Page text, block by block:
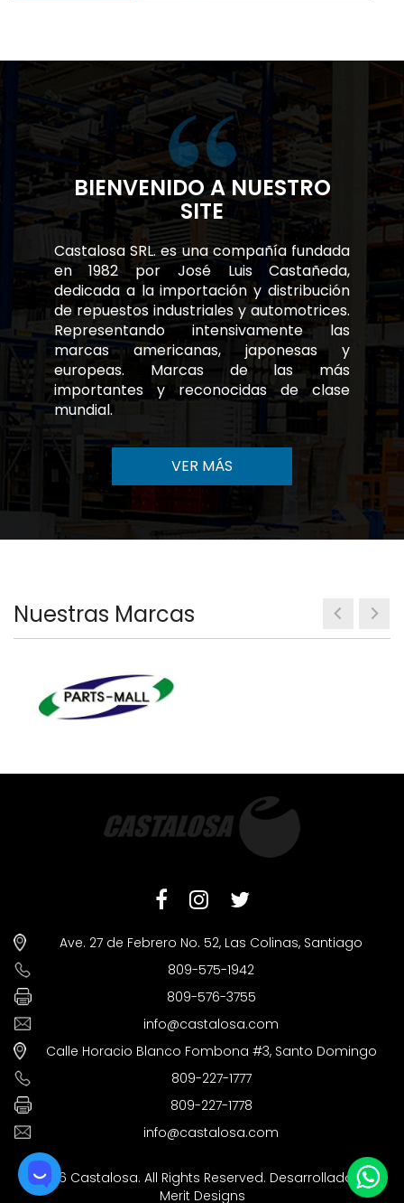
BIENVENIDO A NUESTRO
SITE
Castalosa SRL. es una compañía fundada
en 1982 por José Luis Castañeda,
dedicada a la importación y distribución
de repuestos industriales y automotrices.
Representando intensivamente las
marcas americanas, japonesas y
europeas. Marcas de las más
importantes y reconocidas de clase
mundial.
VER MÁS
Nuestras Marcas
Ave. 27 de Febrero No. 52, Las Colinas, Santiago
809-575-1942
809-576-3755
info@castalosa.com
Calle Horacio Blanco Fombona #3, Santo Domingo
809-227-1777
809-227-1778
info@castalosa.com
©2026 Castalosa. All Rights Reserved. Desarrollado por
Merit Designs